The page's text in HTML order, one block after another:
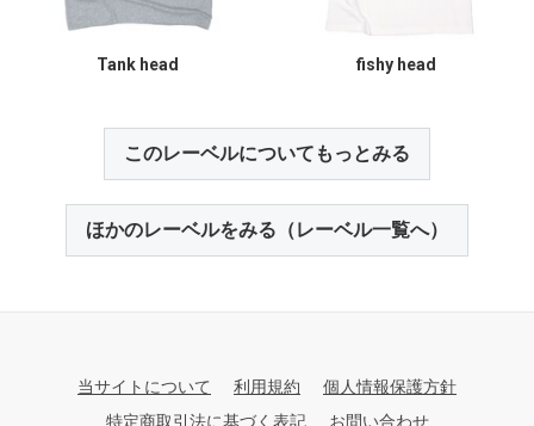
Tank head fishy head
このレーベルについてもっとみる
ほかのレーベルをみる（レーベル一覧へ）
当サイトについて 利用規約
個人情報保護方針
特定商取引法に基づく表記
お問い合わせ